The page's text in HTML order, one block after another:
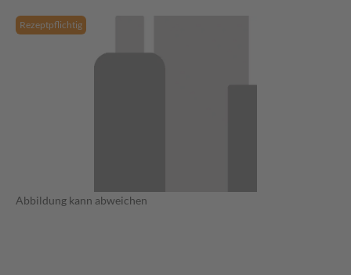
Rezeptpflichtig
Abbildung kann abweichen